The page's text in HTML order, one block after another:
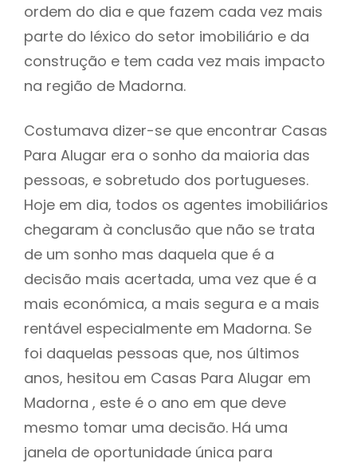
ordem do dia e que fazem cada vez mais
parte do léxico do setor imobiliário e da
construção e tem cada vez mais impacto
na região de Madorna.
Costumava dizer-se que encontrar Casas
Para Alugar era o sonho da maioria das
pessoas, e sobretudo dos portugueses.
Hoje em dia, todos os agentes imobiliários
chegaram à conclusão que não se trata
de um sonho mas daquela que é a
decisão mais acertada, uma vez que é a
mais económica, a mais segura e a mais
rentável especialmente em Madorna. Se
foi daquelas pessoas que, nos últimos
anos, hesitou em Casas Para Alugar em
Madorna , este é o ano em que deve
mesmo tomar uma decisão. Há uma
janela de oportunidade única para